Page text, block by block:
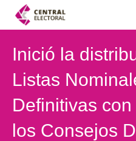
Inició la
Listas
Definitivas
los Consejos